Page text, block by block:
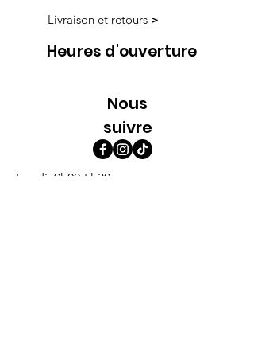
Livraison et retours >
Heures d'ouverture
Nous
suivre
Lundi 9h00-5h30